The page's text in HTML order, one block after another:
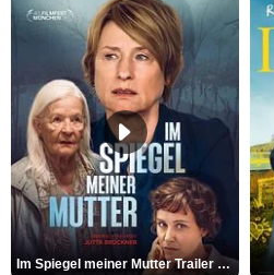
Im Spiegel meiner Mutter Trailer DF